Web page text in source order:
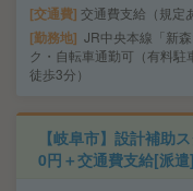
交通費 交通費支給（規定
勤務地 JR中央本線「新
ク・自転車通勤可（有料
徒歩3分）
【岐阜市】設計補助
0円＋交通費支給[派遣]